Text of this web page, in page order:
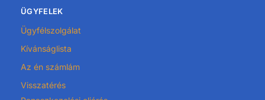
ÜGYFELEK
Ügyfélszolgálat
Kívánságlista
Az én számlám
Visszatérés